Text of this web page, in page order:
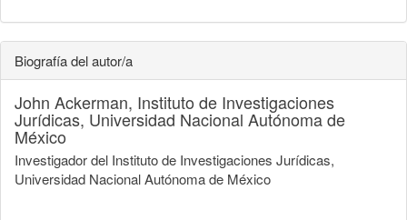
Biografía del autor/a
John Ackerman, Instituto de Investigaciones
Jurídicas, Universidad Nacional Autónoma de
México
Investigador del Instituto de Investigaciones Jurídicas,
Universidad Nacional Autónoma de México